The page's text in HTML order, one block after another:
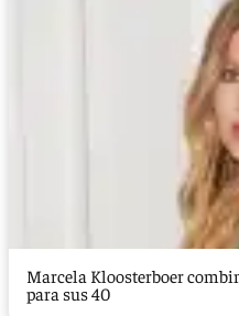
Marcela Kloosterboer
para sus 40